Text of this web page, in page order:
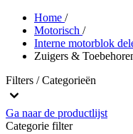
Home /
Motorisch /
Interne motorblok
Zuigers &
Filters / Categorieën
Ga naar de productlijst
Categorie filter